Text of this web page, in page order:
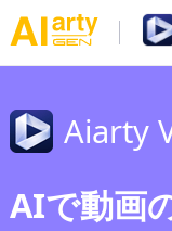
Aiarty
AIで動画